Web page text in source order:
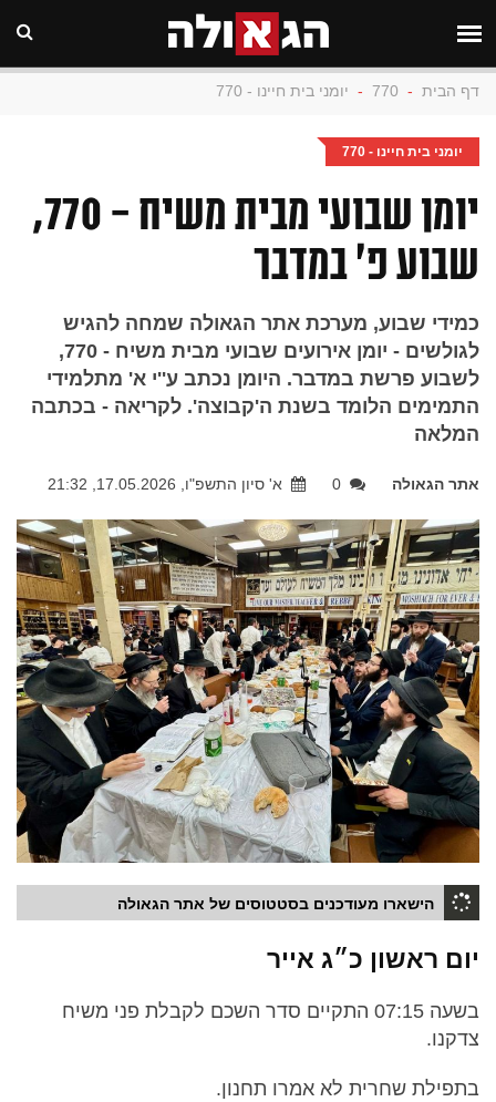
דף הבית -
770
- יומני בית חיינו - 770
יומני בית חיינו - 770
יומן שבועי מבית משיח - 770,
שבוע פ׳ במדבר
כמידי שבוע, מערכת אתר הגאולה שמחה להגיש
לגולשים - יומן אירועים שבועי מבית משיח - 770,
לשבוע פרשת במדבר. היומן נכתב ע''י א' מתלמידי
התמימים הלומד בשנת ה'קבוצה'. לקריאה - בכתבה
המלאה
אתר הגאולה 0 א' סיון התשפ"ו, 17.05.2026, 21:32
הישארו מעודכנים בסטטוסים של אתר הגאולה
יום ראשון כ״ג אייר
בשעה 07:15 התקיים סדר השכם לקבלת פני משיח
צדקנו.
בתפילת שחרית לא אמרו תחנון.